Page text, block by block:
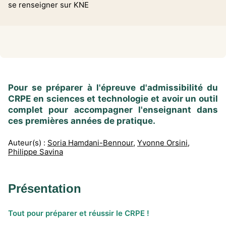
se renseigner sur KNE
Pour se préparer à l'épreuve d'admissibilité du
CRPE en sciences et technologie et avoir un outil
complet pour accompagner l'enseignant dans
ces premières années de pratique.
Auteur(s) : Soria Hamdani-Bennour, Yvonne Orsini,
Philippe Savina
Présentation
Tout pour préparer et réussir le CRPE !